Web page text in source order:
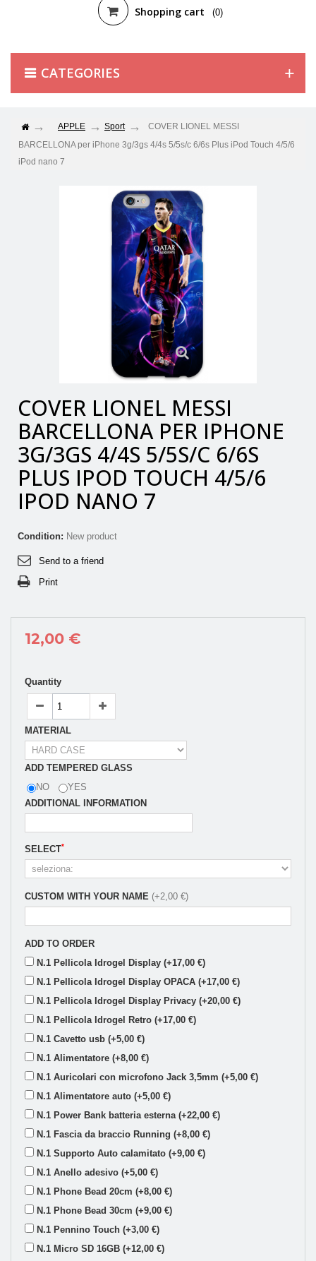
Shopping cart (0)
CATEGORIES
APPLE Sport
COVER LIONEL MESSI
BARCELLONA per iPhone 3g/3gs 4/4s 5/5s/c 6/6s Plus iPod Touch 4/5/6
iPod nano 7
View larger
COVER LIONEL MESSI
BARCELLONA PER IPHONE
3G/3GS 4/4S 5/5S/C 6/6S
PLUS IPOD TOUCH 4/5/6
IPOD NANO 7
Condition: New product
Send to a friend
Print
12,00 €
Quantity
MATERIAL
ADD TEMPERED GLASS
NO
YES
ADDITIONAL INFORMATION
SELECT*
CUSTOM WITH YOUR NAME (+2,00 €)
ADD TO ORDER
N.1 Pellicola Idrogel Display (+17,00 €)
N.1 Pellicola Idrogel Display OPACA (+17,00 €)
N.1 Pellicola Idrogel Display Privacy (+20,00 €)
N.1 Pellicola Idrogel Retro (+17,00 €)
N.1 Cavetto usb (+5,00 €)
N.1 Alimentatore (+8,00 €)
N.1 Auricolari con microfono Jack 3,5mm (+5,00 €)
N.1 Alimentatore auto (+5,00 €)
N.1 Power Bank batteria esterna (+22,00 €)
N.1 Fascia da braccio Running (+8,00 €)
N.1 Supporto Auto calamitato (+9,00 €)
N.1 Anello adesivo (+5,00 €)
N.1 Phone Bead 20cm (+8,00 €)
N.1 Phone Bead 30cm (+9,00 €)
N.1 Pennino Touch (+3,00 €)
N.1 Micro SD 16GB (+12,00 €)